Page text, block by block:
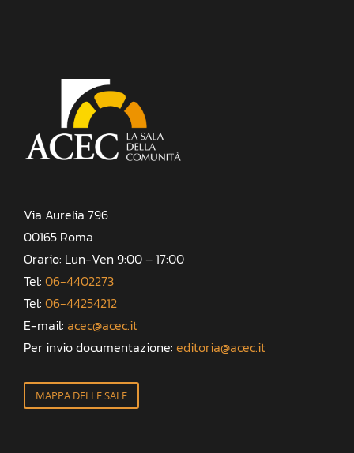
Via Aurelia 796
00165 Roma
Orario: Lun-Ven 9:00 – 17:00
Tel: 06-4402273
Tel: 06-44254212
E-mail: acec@acec.it
Per invio documentazione: editoria@acec.it
MAPPA DELLE SALE